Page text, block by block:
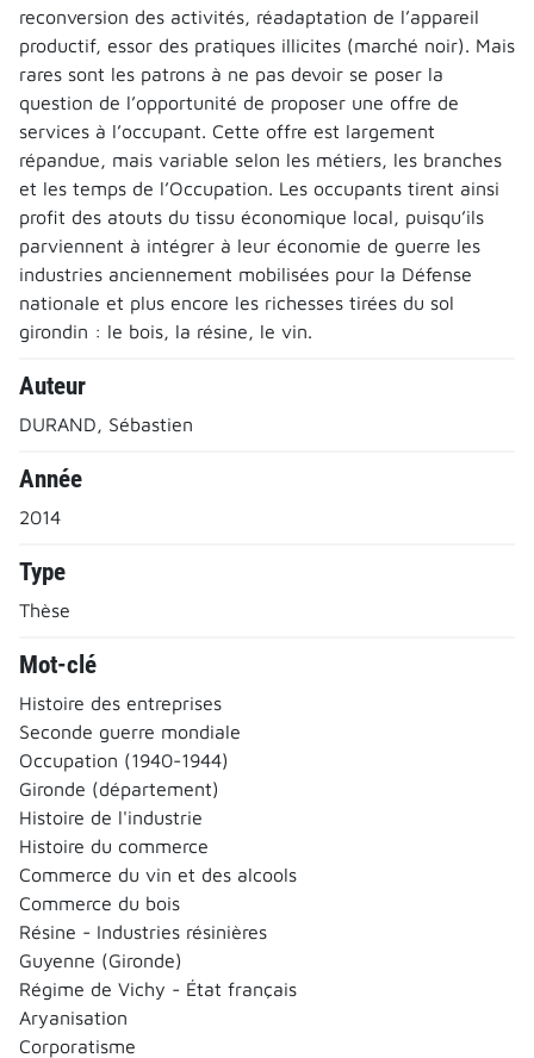
reconversion des activités, réadaptation de l’appareil
productif, essor des pratiques illicites (marché noir). Mais
rares sont les patrons à ne pas devoir se poser la
question de l’opportunité de proposer une offre de
services à l’occupant. Cette offre est largement
répandue, mais variable selon les métiers, les branches
et les temps de l’Occupation. Les occupants tirent ainsi
profit des atouts du tissu économique local, puisqu’ils
parviennent à intégrer à leur économie de guerre les
industries anciennement mobilisées pour la Défense
nationale et plus encore les richesses tirées du sol
girondin : le bois, la résine, le vin.
Auteur
DURAND, Sébastien
Année
2014
Type
Thèse
Mot-clé
Histoire des entreprises
Seconde guerre mondiale
Occupation (1940-1944)
Gironde (département)
Histoire de l'industrie
Histoire du commerce
Commerce du vin et des alcools
Commerce du bois
Résine - Industries résinières
Guyenne (Gironde)
Régime de Vichy - État français
Aryanisation
Corporatisme